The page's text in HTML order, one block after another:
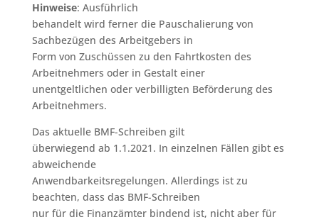
Hinweise: Ausführlich
behandelt wird ferner die Pauschalierung von
Sachbezügen des Arbeitgebers in
Form von Zuschüssen zu den Fahrtkosten des
Arbeitnehmers oder in Gestalt einer
unentgeltlichen oder verbilligten Beförderung des
Arbeitnehmers.
Das aktuelle BMF-Schreiben gilt
überwiegend ab 1.1.2021. In einzelnen Fällen gibt es
abweichende
Anwendbarkeitsregelungen. Allerdings ist zu
beachten, dass das BMF-Schreiben
nur für die Finanzämter bindend ist, nicht aber für